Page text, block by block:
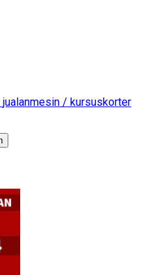
jualanmesin / kursuskorter